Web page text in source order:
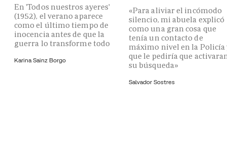
En 'Todos nuestros ayeres'
(1952), el verano aparece
como el último tiempo de
inocencia antes de que la
guerra lo transforme todo
Karina Sainz Borgo
«Para aliviar el incómodo
silencio, mi abuela explicó
como una gran cosa que
tenía un contacto de
máximo nivel en la Policía
que le pediría que
su búsqueda»
Salvador Sostres